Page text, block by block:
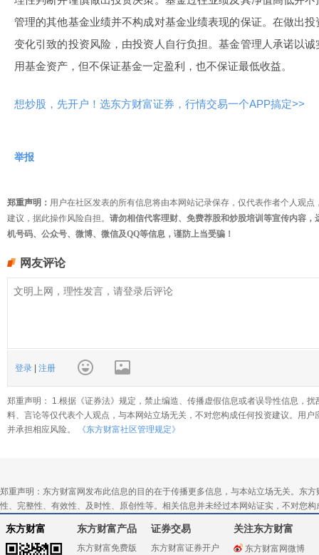
管理的其他基金业绩并不构成对基金业绩表现的保证。在做出
变化引致的投资风险，由投资人自行负担。基金管理人承诺以
用基金资产，但不保证基金一定盈利，也不保证最低收益。
想炒股，先开户！选东方财富证券，行情交易一个APP搞定>>
举报
郑重声明： 用户在社区发表的所有信息将由本网站记录保存，仅代表作者个人观
建议，据此操作风险自担。 请勿相信代客理财、免费荐股和炒股培训等宣传内容
机号码、公众号、微博、微信及QQ等信息，谨防上当受骗！
网友评论
登录 注册
郑重声明： 1.根据《证券法》规定，禁止编造、传播虚假信息或者误导性信息，
料、言论等仅代表个人观点，与本网站立场无关，不对您构成任何投资建议。用
并承担相应风险。
《东方财富社区管理规定》
郑重声明：东方财富网发布此信息的目的在于传播更多信息，与本站立场无关。东
性、完整性、有效性、及时性、原创性等。相关信息并未经过本网站证实，不对您
东方财富 东方财富产品
东方财富免费版
证券交易
东方财富证券开户
关注东方财富
东方财富网微博